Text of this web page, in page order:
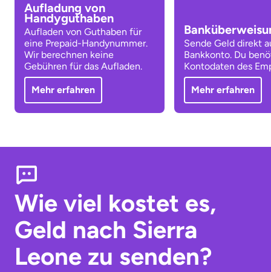
Aufladung von
Handyguthaben
Aufladen von Guthaben für
eine Prepaid-Handynummer.
Wir berechnen keine
Gebühren für das Aufladen.
Mehr erfahren
Sende Geld direkt
Bankkonto. Du
Kontodaten des
Mehr erfahren
Wie viel kostet es,
Geld nach Sierra
Leone zu senden?